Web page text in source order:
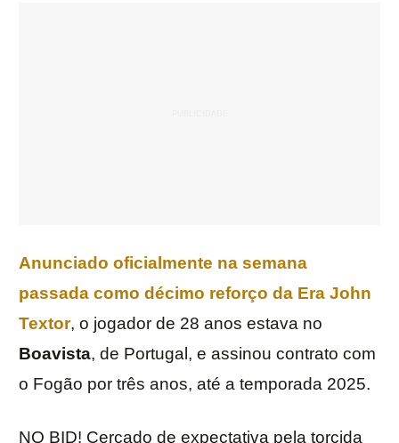
Anunciado oficialmente na semana
passada como décimo reforço da Era John
Textor, o jogador de 28 anos estava no
Boavista, de Portugal, e assinou contrato com
o Fogão por três anos, até a temporada 2025.
NO BID! Cercado de expectativa pela torcida